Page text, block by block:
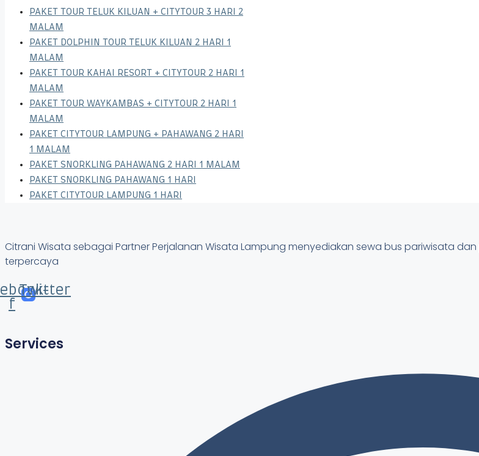
PAKET TOUR TELUK KILUAN + CITYTOUR 3 HARI 2
MALAM
PAKET DOLPHIN TOUR TELUK KILUAN 2 HARI 1
MALAM
PAKET TOUR KAHAI RESORT + CITYTOUR 2 HARI 1
MALAM
PAKET TOUR WAYKAMBAS + CITYTOUR 2 HARI 1
MALAM
PAKET CITYTOUR LAMPUNG + PAHAWANG 2 HARI
1 MALAM
PAKET SNORKLING PAHAWANG 2 HARI 1 MALAM
PAKET SNORKLING PAHAWANG 1 HARI
PAKET CITYTOUR LAMPUNG 1 HARI
Citrani Wisata sebagai Partner Perjalanan Wisata Lampung menyediakan sewa bus pariwisata
terpercaya
f
Twitter
Services